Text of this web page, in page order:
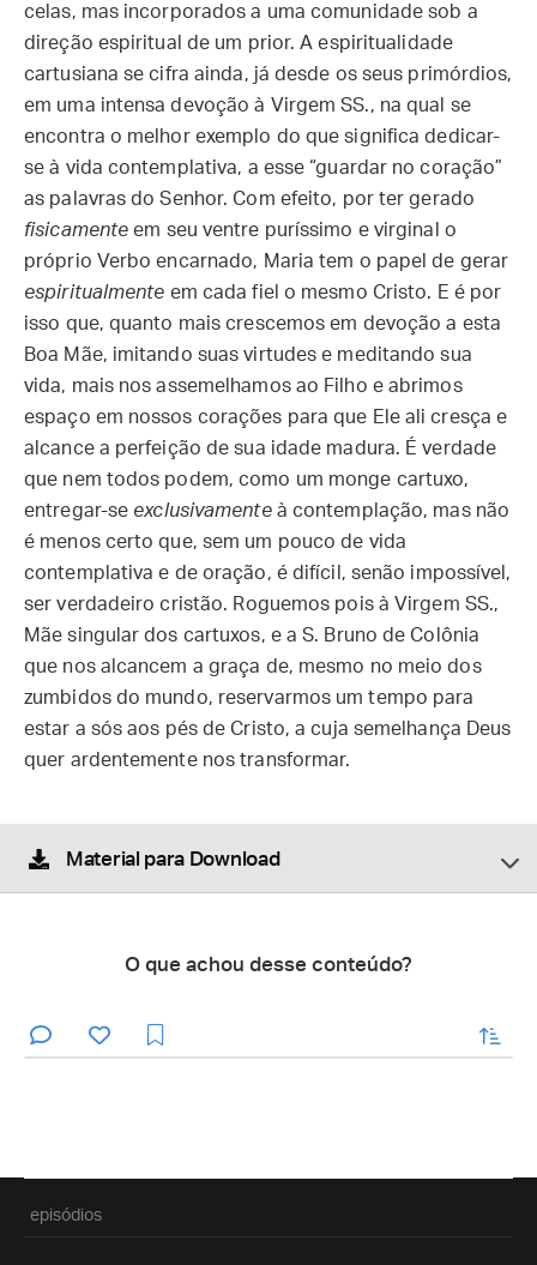
celas, mas incorporados a uma comunidade sob a
direção espiritual de um prior. A espiritualidade
cartusiana se cifra ainda, já desde os seus primórdios,
em uma intensa devoção à Virgem SS., na qual se
encontra o melhor exemplo do que significa dedicar-
se à vida contemplativa, a esse “guardar no coração”
as palavras do Senhor. Com efeito, por ter gerado
fisicamente em seu ventre puríssimo e virginal o
próprio Verbo encarnado, Maria tem o papel de gerar
espiritualmente em cada fiel o mesmo Cristo. E é por
isso que, quanto mais crescemos em devoção a esta
Boa Mãe, imitando suas virtudes e meditando sua
vida, mais nos assemelhamos ao Filho e abrimos
espaço em nossos corações para que Ele ali cresça e
alcance a perfeição de sua idade madura. É verdade
que nem todos podem, como um monge cartuxo,
entregar-se exclusivamenteà contemplação, mas não
é menos certo que, sem um pouco de vida
contemplativa e de oração, é difícil, senão impossível,
ser verdadeiro cristão. Roguemos pois à Virgem SS.,
Mãe singular dos cartuxos, e a S. Bruno de Colônia
que nos alcancem a graça de, mesmo no meio dos
zumbidos do mundo, reservarmos um tempo para
estar a sós aos pés de Cristo, a cuja semelhança Deus
quer ardentemente nos transformar.
Material para Download
O que achou desse conteúdo?
enviar
episódios